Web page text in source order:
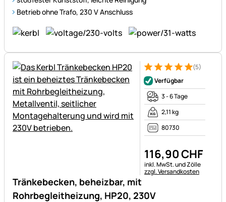
BetriebohneTrafo, 230 V Anschluss
Tränkebecken, beheizbar, mit
Rohrbegleitheizung, HP20, 230V
Bewertung: 5 von 5 (5
5 Bewertungen
(5)
Verfügbar
3 - 6 Tage
2,11 kg
80730
116,90CHF
Steuerhinweis:
inkl. MwSt. und Zölle
zzgl. Versandkosten